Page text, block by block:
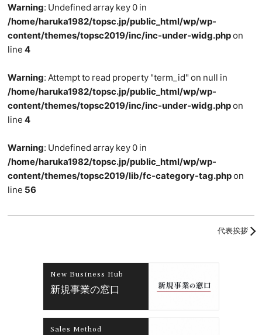
Warning: Undefined array key 0 in
/home/haruka1982/topsc.jp/public_html/wp/wp-
content/themes/topsc2019/inc/inc-under-widg.phpon
line4
Warning: Attempt to read property "term_id" on null in
/home/haruka1982/topsc.jp/public_html/wp/wp-
content/themes/topsc2019/inc/inc-under-widg.phpon
line4
Warning: Undefined array key 0 in
/home/haruka1982/topsc.jp/public_html/wp/wp-
content/themes/topsc2019/lib/fc-category-tag.phpon
line 56
代表挨拶
New Business Hub
新規事業の窓口
Sales Method